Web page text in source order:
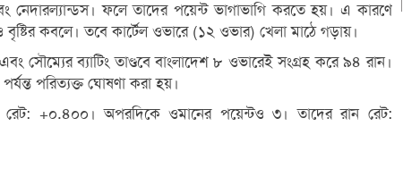
নেদারল্যান্ডস। ফলে তাদের পয়েন্ট ভাগাভাগি করতে হয়। এ কারণে
বৃষ্টির কবলে। তবে কার্টেল ওভারে (১২ ওভার) খেলা মাঠে গড়ায়।
সৌম্যের ব্যাটিং তাণ্ডবে বাংলাদেশ ৮ ওভারেই সংগ্রহ করে ৯৪ রান।
পরিত্যক্ত ঘোষণা করা হয়।
রেট: +০.৪০০। অপরদিকে ওমানের পয়েন্টও ৩। তাদের রান রেট: